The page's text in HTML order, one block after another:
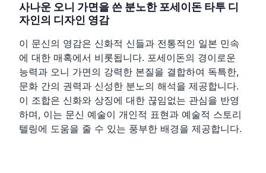
사나운 오니 가면을 쓴 분노한 포세이돈 타투 디
자인의 디자인 영감
이 문신의 영감은 신화적 신들과 전통적인 일본 민속
에 대한 매혹에서 비롯됩니다. 포세이돈의 경이로운
능력과 오니 가면의 강력한 본질을 결합하여 독특한,
문화 간의 권력과 신성한 분노의 해석을 제공합니다.
이 조합은 신화와 상징에 대한 끊임없는 관심을 반영
하며, 이는 문신 예술이 개인적 표현과 예술적 스토리
텔링에 도움을 줄 수 있는 풍부한 배경을 제공합니다.